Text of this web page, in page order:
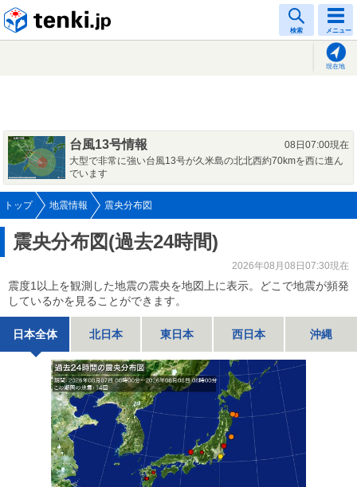
検索 メニュー
現在地
台風13号情報
08日07:00現在
大型で非常に強い台風13号が久米島の北北西約70kmを西に進ん
でいます
トップ 地震情報 震央分布図
震央分布図(過去24時間)
2026年08月08日07:30現在
震度1以上を観測した地震の震央を地図上に表示。どこで地震が頻発
しているかを見ることができます。
日本全体 北日本 東日本 西日本 沖縄